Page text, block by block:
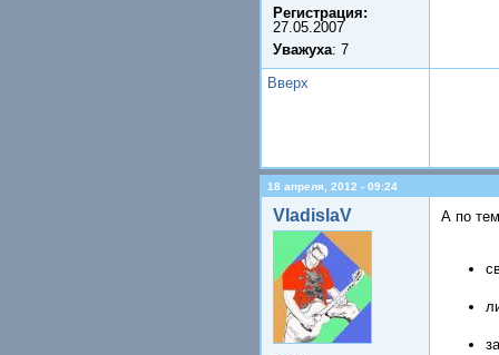
Регистрация:
27.05.2007
Уважуха: 7
Вверх
18 апреля, 2012 - 09:24
VladislaV А по